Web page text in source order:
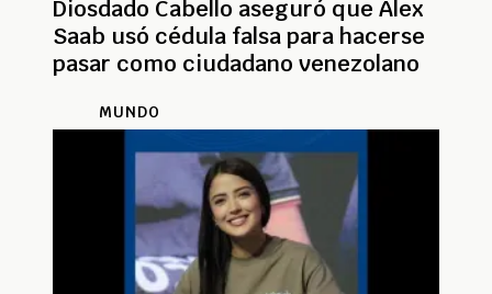
Diosdado Cabello aseguró que Alex
Saab usó cédula falsa para hacerse
pasar como ciudadano venezolano
MUNDO